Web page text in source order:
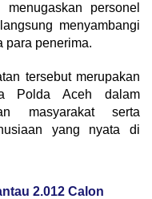
personel
menyambangi
para penerima.
tersebut merupakan
Polda Aceh dalam
masyarakat serta
yang nyata di
2.012 Calon